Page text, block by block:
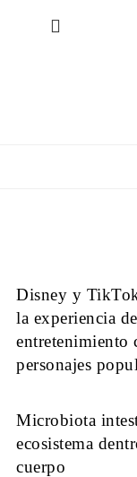
Disney y
la experiencia de
entretenimiento
personajes
Microbiota
ecosistema
cuerpo